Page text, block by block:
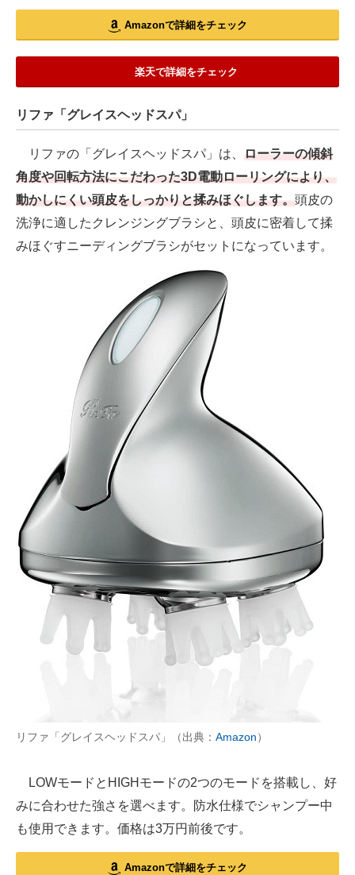
Amazonで詳細をチェック
楽天で詳細をチェック
リファ「グレイスヘッドスパ」
リファの「グレイスヘッドスパ」は、 ローラーの傾斜
角度や回転方法にこだわった3D電動ローリングにより、
動かしにくい頭皮をしっかりと揉みほぐします。頭皮の
洗浄に適したクレンジングブラシと、頭皮に密着して揉
みほぐすニーディングブラシがセットになっています。
リファ「グレイスヘッドスパ」（出典： Amazon）
LOWモードとHIGHモードの2つのモードを搭載し、好
みに合わせた強さを選べます。防水仕様でシャンプー中
も使用できます。価格は3万円前後です。
Amazonで詳細をチェック